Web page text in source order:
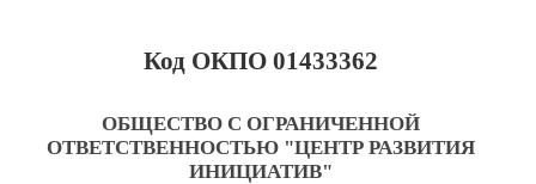
Код ОКПО 01433362
ОБЩЕСТВО С ОГРАНИЧЕННОЙ
ОТВЕТСТВЕННОСТЬЮ "ЦЕНТР РАЗВИТИЯ
ИНИЦИАТИВ"